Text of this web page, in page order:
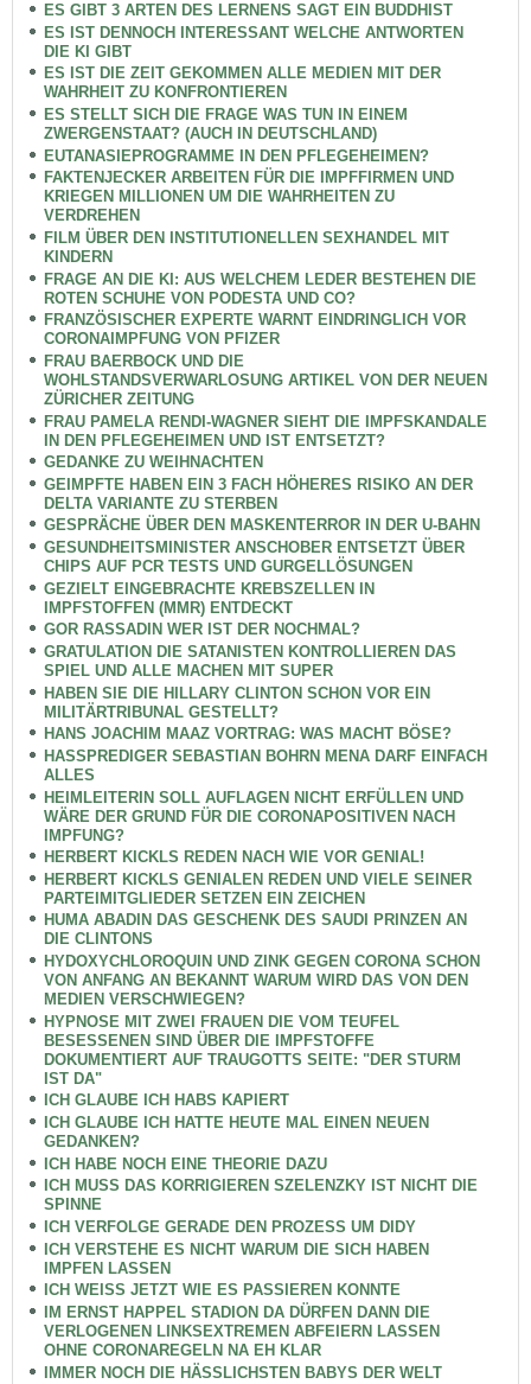
ES GIBT 3 ARTEN DES LERNENS SAGT EIN BUDDHIST
ES IST DENNOCH INTERESSANT WELCHE ANTWORTEN
DIE KI GIBT
ES IST DIE ZEIT GEKOMMEN ALLE MEDIEN MIT DER
WAHRHEIT ZU KONFRONTIEREN
ES STELLT SICH DIE FRAGE WAS TUN IN EINEM
ZWERGENSTAAT? (AUCH IN DEUTSCHLAND)
EUTANASIEPROGRAMME IN DEN PFLEGEHEIMEN?
FAKTENJECKER ARBEITEN FÜR DIE IMPFFIRMEN UND
KRIEGEN MILLIONEN UM DIE WAHRHEITEN ZU
VERDREHEN
FILM ÜBER DEN INSTITUTIONELLEN SEXHANDEL MIT
KINDERN
FRAGE AN DIE KI: AUS WELCHEM LEDER BESTEHEN DIE
ROTEN SCHUHE VON PODESTA UND CO?
FRANZÖSISCHER EXPERTE WARNT EINDRINGLICH VOR
CORONAIMPFUNG VON PFIZER
FRAU BAERBOCK UND DIE
WOHLSTANDSVERWARLOSUNG ARTIKEL VON DER NEUEN
ZÜRICHER ZEITUNG
FRAU PAMELA RENDI-WAGNER SIEHT DIE IMPFSKANDALE
IN DEN PFLEGEHEIMEN UND IST ENTSETZT?
GEDANKE ZU WEIHNACHTEN
GEIMPFTE HABEN EIN 3 FACH HÖHERES RISIKO AN DER
DELTA VARIANTE ZU STERBEN
GESPRÄCHE ÜBER DEN MASKENTERROR IN DER U-BAHN
GESUNDHEITSMINISTER ANSCHOBER ENTSETZT ÜBER
CHIPS AUF PCR TESTS UND GURGELLÖSUNGEN
GEZIELT EINGEBRACHTE KREBSZELLEN IN
IMPFSTOFFEN (MMR) ENTDECKT
GOR RASSADIN WER IST DER NOCHMAL?
GRATULATION DIE SATANISTEN KONTROLLIEREN DAS
SPIEL UND ALLE MACHEN MIT SUPER
HABEN SIE DIE HILLARY CLINTON SCHON VOR EIN
MILITÄRTRIBUNAL GESTELLT?
HANS JOACHIM MAAZ VORTRAG: WAS MACHT BÖSE?
HASSPREDIGER SEBASTIAN BOHRN MENA DARF EINFACH
ALLES
HEIMLEITERIN SOLL AUFLAGEN NICHT ERFÜLLEN UND
WÄRE DER GRUND FÜR DIE CORONAPOSITIVEN NACH
IMPFUNG?
HERBERT KICKLS REDEN NACH WIE VOR GENIAL!
HERBERT KICKLS GENIALEN REDEN UND VIELE SEINER
PARTEIMITGLIEDER SETZEN EIN ZEICHEN
HUMA ABADIN DAS GESCHENK DES SAUDI PRINZEN AN
DIE CLINTONS
HYDOXYCHLOROQUIN UND ZINK GEGEN CORONA SCHON
VON ANFANG AN BEKANNT WARUM WIRD DAS VON DEN
MEDIEN VERSCHWIEGEN?
HYPNOSE MIT ZWEI FRAUEN DIE VOM TEUFEL
BESESSENEN SIND ÜBER DIE IMPFSTOFFE
DOKUMENTIERT AUF TRAUGOTTS SEITE: "DER STURM
IST DA"
ICH GLAUBE ICH HABS KAPIERT
ICH GLAUBE ICH HATTE HEUTE MAL EINEN NEUEN
GEDANKEN?
ICH HABE NOCH EINE THEORIE DAZU
ICH MUSS DAS KORRIGIEREN SZELENZKY IST NICHT DIE
SPINNE
ICH VERFOLGE GERADE DEN PROZESS UM DIDY
ICH VERSTEHE ES NICHT WARUM DIE SICH HABEN
IMPFEN LASSEN
ICH WEISS JETZT WIE ES PASSIEREN KONNTE
IM ERNST HAPPEL STADION DA DÜRFEN DANN DIE
VERLOGENEN LINKSEXTREMEN ABFEIERN LASSEN
OHNE CORONAREGELN NA EH KLAR
IMMER NOCH DIE HÄSSLICHSTEN BABYS DER WELT